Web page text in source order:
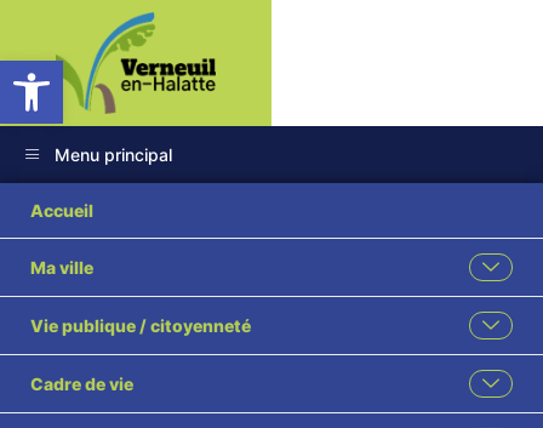
Ouvrir la barre d’outils
Menu principal
Accueil
Ma ville
Vie publique / citoyenneté
Cadre de vie
SYNTHESE DES
DELIBERATIONS CM
20 02 2024
AFFICHAGE